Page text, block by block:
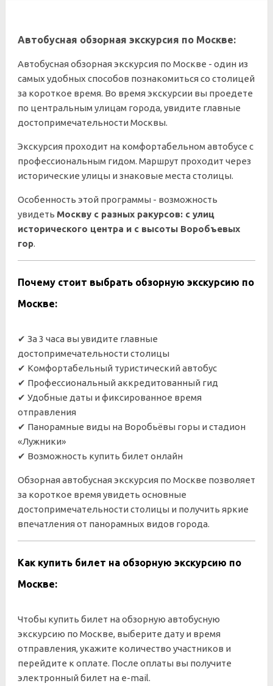
Автобусная обзорная экскурсия по Москве:
Автобусная обзорная экскурсия по Москве - один из
самых удобных способов познакомиться со столицей
за короткое время. Во время экскурсии вы проедете
по центральным улицам города, увидите главные
достопримечательности Москвы.
Экскурсия проходит на комфортабельном автобусе с
профессиональным гидом. Маршрут проходит через
исторические улицы и знаковые места столицы.
Особенность этой программы - возможность
увидеть Москву с разных ракурсов: с улиц
исторического центра и с высоты Воробъевых
гор.
Почему стоит выбрать обзорную экскурсию по
Москве:
✔ За 3 часа вы увидите главные
достопримечательности столицы
✔ Комфортабельный туристический автобус
✔ Профессиональный аккредитованный гид
✔ Удобные даты и фиксированное время
отправления
✔ Панорамные виды на Воробьёвы горы и стадион
«Лужники»
✔ Возможность купить билет онлайн
Обзорная автобусная экскурсия по Москве позволяет
за короткое время увидеть основные
достопримечательности столицы и получить яркие
впечатления от панорамных видов города.
Как купить билет на обзорную экскурсию по
Москве:
Чтобы купить билет на обзорную автобусную
экскурсию по Москве, выберите дату и время
отправления, укажите количество участников и
перейдите к оплате. После оплаты вы получите
электронный билет на e-mail.